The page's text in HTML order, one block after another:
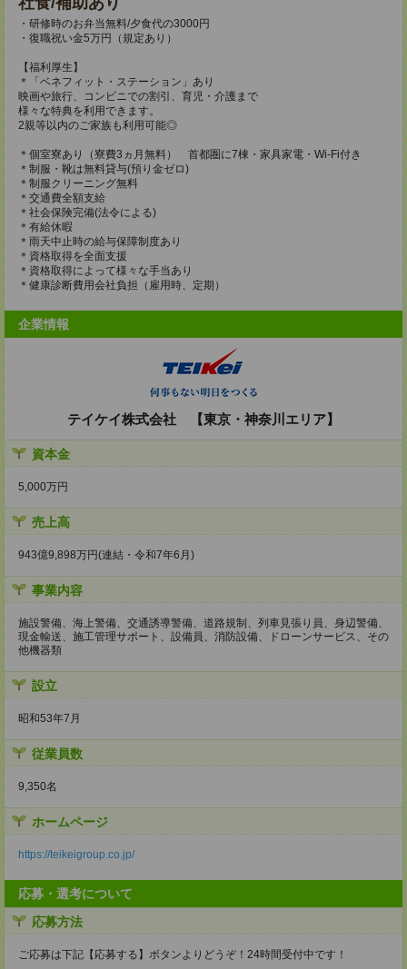
・研修時のお弁当無料/夕食代の3000円
・復職祝い金5万円（規定あり）
【福利厚生】
＊「ベネフィット・ステーション」あり
映画や旅行、コンビニでの割引、育児・介護まで
様々な特典を利用できます。
2親等以内のご家族も利用可能◎
＊個室寮あり（寮費3ヵ月無料） 首都圏に7棟・家具家電・Wi-Fi付き
＊制服・靴は無料貸与(預り金ゼロ)
＊制服クリーニング無料
＊交通費全額支給
＊社会保険完備(法令による)
＊有給休暇
＊雨天中止時の給与保障制度あり
＊資格取得を全面支援
＊資格取得によって様々な手当あり
＊健康診断費用会社負担（雇用時、定期）
企業情報
テイケイ株式会社 【東京・神奈川エリア】
資本金
5,000万円
売上高
943億9,898万円(連結・令和7年6月)
事業内容
施設警備、海上警備、交通誘導警備、道路規制、列車見張り員、身辺警備、
現金輸送、施工管理サポート、設備員、消防設備、ドローンサービス、その
他機器類
設立
昭和53年7月
従業員数
9,350名
ホームページ
https://teikeigroup.co.jp/
応募・選考について
応募方法
ご応募は下記【応募する】ボタンよりどうぞ！24時間受付中です！